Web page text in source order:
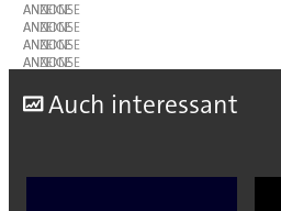
ANZEIGE
ANZEIGE
ANZEIGE
ANZEIGE
Auch interessant